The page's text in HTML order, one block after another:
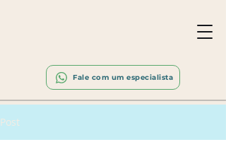
Fale com um especialista
Post